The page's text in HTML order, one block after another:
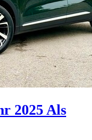
2025 Als